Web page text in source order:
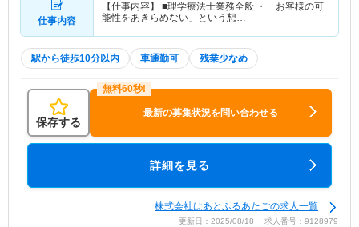
仕事内容
【仕事内容】 ■理学療法士業務全般 ・「お客様の可
能性をあきらめない」という想…
駅から徒歩10分以内 車通勤可 残業少なめ
保存する
最新の募集状況を問い合わせる
詳細を見る
株式会社はあとふるあたごの求人一覧
更新日：2025/08/18 求人番号：9128979